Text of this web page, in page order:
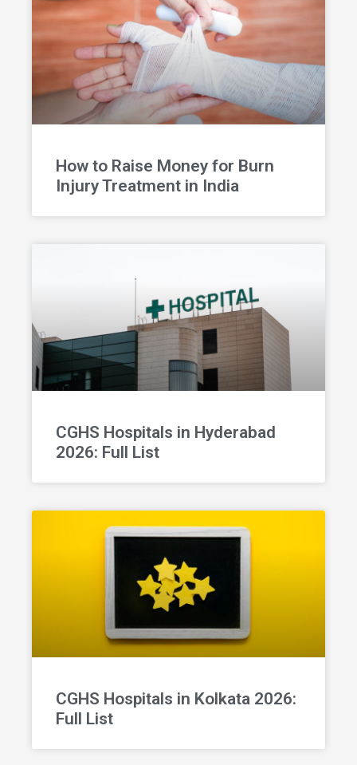
How to Raise Money for Burn
Injury Treatment in India
CGHS Hospitals in Hyderabad
2026: Full List
CGHS Hospitals in Kolkata 2026:
Full List